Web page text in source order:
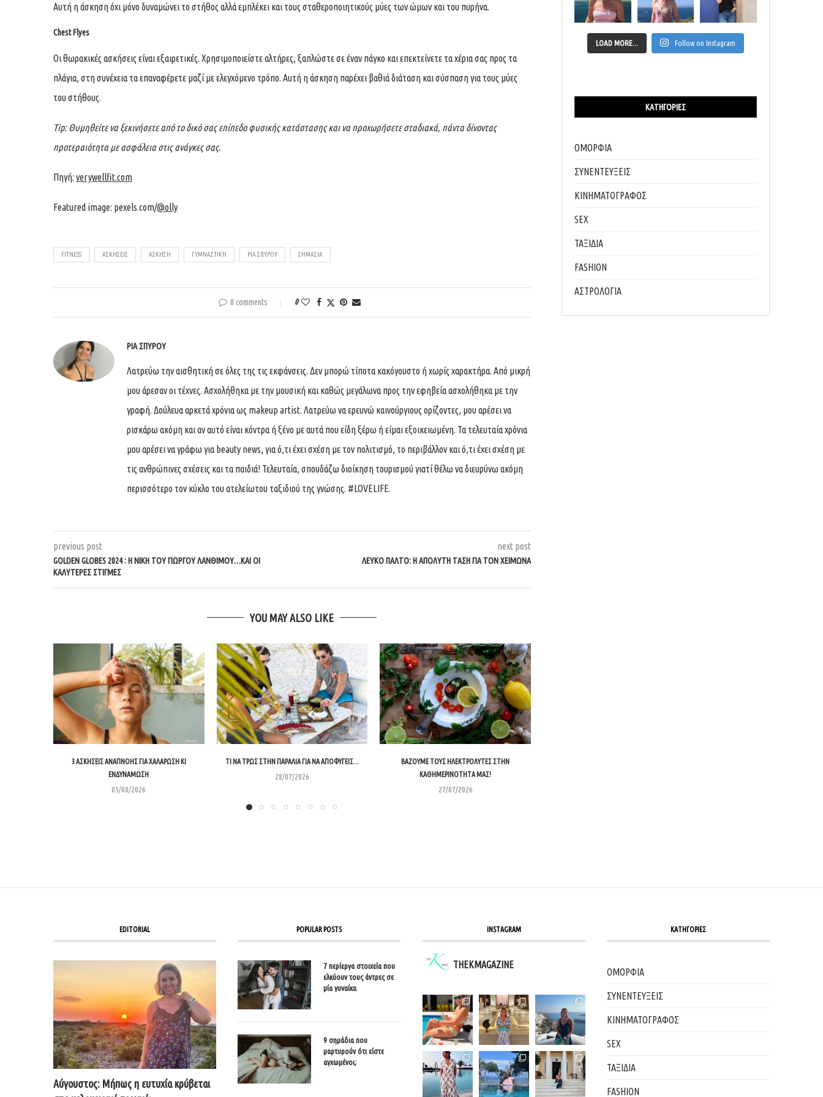
Αυτή η άσκηση όχι μόνο δυναμώνει το στήθος αλλά εμπλέκει και τους σταθεροποιητικούς μύες των ώμων και του πυρήνα.
Chest Flyes
Οι θωρακικές ασκήσεις είναι εξαιρετικές. Χρησιμοποιείστε αλτήρες, ξαπλώστε σε έναν πάγκο και επεκτείνετε τα χέρια σας προς τα
πλάγια, στη συνέχεια τα επαναφέρετε μαζί με ελεγχόμενο τρόπο. Αυτή η άσκηση παρέχει βαθιά διάταση και σύσπαση για τους μύες
του στήθους.
Tip: Θυμηθείτε να ξεκινήσετε από το δικό σας επίπεδο φυσικής κατάστασης και να προχωρήσετε σταδιακά, πάντα δίνοντας
προτεραιότητα με ασφάλεια στις ανάγκες σας.
Πηγή: verywellfit.com
Featured image: pexels.com/@olly
FITNESS ΑΣΚΗΣΕΙΣ ΑΣΚΗΣΗ ΓΥΜΝΑΣΤΙΚΗ ΡΙΑ ΣΠΥΡΟΥ ΣΗΜΑΣΙΑ
0 comments 0
ΡΊΑ ΣΠΎΡΟΥ
Λατρεύω την αισθητική σε όλες της τις εκφάνσεις. Δεν μπορώ τίποτα κακόγουστο ή χωρίς χαρακτήρα. Από μικρή
μου άρεσαν οι τέχνες. Ασχολήθηκα με την μουσική και καθώς μεγάλωνα προς την εφηβεία ασχολήθηκα με την
γραφή. Δούλευα αρκετά χρόνια ως makeup artist. Λατρεύω να ερευνώ καινούργιους ορίζοντες, μου αρέσει να
ρισκάρω ακόμη και αν αυτό είναι κόντρα ή ξένο με αυτά που είδη ξέρω ή είμαι εξοικειωμένη. Τα τελευταία χρόνια
μου αρέσει να γράφω για beauty news, για ό,τι έχει σχέση με τον πολιτισμό, το περιβάλλον και ό,τι έχει σχέση με
τις ανθρώπινες σχέσεις και τα παιδιά! Τελευταία, σπουδάζω διοίκηση τουρισμού γιατί θέλω να διευρύνω ακόμη
περισσότερο τον κύκλο του ατελείωτου ταξιδιού της γνώσης. #LOVELIFE.
previous post
GOLDEN GLOBES 2024 : Η ΝΙΚΗ ΤΟΥ ΓΙΩΡΓΟΥ ΛΑΝΘΙΜΟΥ…ΚΑΙ ΟΙ
ΚΑΛΥΤΕΡΕΣ ΣΤΙΓΜΕΣ
next post
ΛΕΥΚΟ ΠΑΛΤΟ: Η ΑΠΟΛΥΤΗ ΤΑΣΗ ΓΙΑ ΤΟΝ ΧΕΙΜΩΝΑ
YOU MAY ALSO LIKE
3 ΑΣΚΉΣΕΙΣ ΑΝΑΠΝΟΉΣ ΓΙΑ ΧΑΛΆΡΩΣΗ ΚΙ
ΕΝΔΥΝΆΜΩΣΗ
05/08/2026
ΤΙ ΝΑ ΤΡΩΣ ΣΤΗΝ ΠΑΡΑΛΊΑ ΓΙΑ ΝΑ ΑΠΟΦΎΓΕΙΣ...
28/07/2026
ΒΆΖΟΥΜΕ ΤΟΥΣ ΗΛΕΚΤΡΟΛΎΤΕΣ ΣΤΗΝ
ΚΑΘΗΜΕΡΙΝΌΤΗΤΑ ΜΑΣ!
27/07/2026
LOAD MORE... Follow on Instagram
ΚΑΤΗΓΟΡΊΕΣ
ΟΜΟΡΦΙΑ
ΣΥΝΕΝΤΕΥΞΕΙΣ
ΚΙΝΗΜΑΤΟΓΡΑΦΟΣ
SEX
ΤΑΞΙΔΙΑ
FASHION
ΑΣΤΡΟΛΟΓΙΑ
EDITORIAL
Αύγουστος: Μήπως η ευτυχία κρύβεται
POPULAR POSTS
7 περίεργα στοιχεία που
ελκύουν τους άντρες σε
μία γυναίκα
9 σημάδια που
μαρτυρούν ότι είστε
αγχωμένοι;
INSTAGRAM
THEKMAGAZINE
ΚΑΤΗΓΟΡΙΕΣ
ΟΜΟΡΦΙΑ
ΣΥΝΕΝΤΕΥΞΕΙΣ
ΚΙΝΗΜΑΤΟΓΡΑΦΟΣ
SEX
ΤΑΞΙΔΙΑ
FASHION